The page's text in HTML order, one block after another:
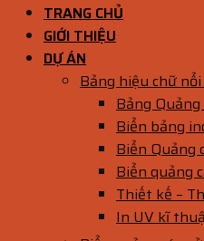
TRANG CHỦ
GIỚI THIỆU
DỰ ÁN
Bảng hiệu chữ
Bảng
Biển bảng
Biển Quảng
Biển quảng
Thiết kế –
In UV kĩ